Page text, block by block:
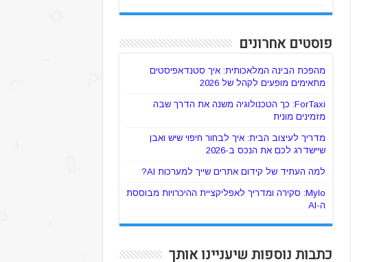
פוסטים אחרונים
מהפכת הבינה המלאכותית: איך סטנדאפיסטים
מתאימים מופעים לקהל של 2026
ForTaxi: כך הטכנולוגיה משנה את הדרך שבה
מזמינים מונית
מדריך לעיצוב הבית: איך לבחור חיפוי שיש ואבן
שיישדרג לכם את הנכס ב-2026
למה העתיד של קידום אתרים שייך למערכות AI?
Mylo: סקירה ומדריך לאפליקציית ההיכרויות מבוססת
ה-AI
כתבות נוספות שיעניינו אותך